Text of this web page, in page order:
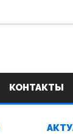
КОНТАКТЫ